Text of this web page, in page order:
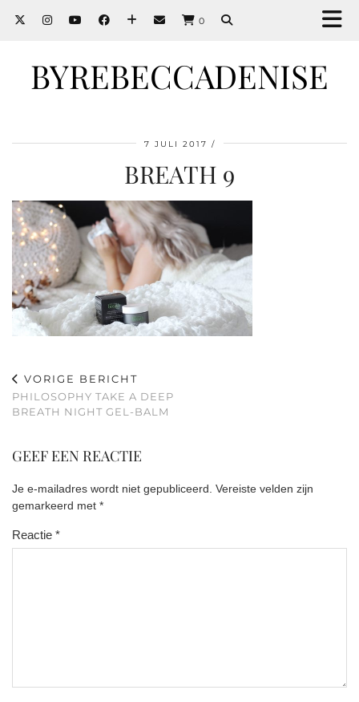
0
BYREBECCADENISE
7 JULI 2017
BREATH 9
VORIGE BERICHT
PHILOSOPHY TAKE A DEEP
BREATH NIGHT GEL-BALM
GEEF EEN REACTIE
Je e-mailadres wordt niet gepubliceerd. Vereiste velden zijn
gemarkeerd met *
Reactie *